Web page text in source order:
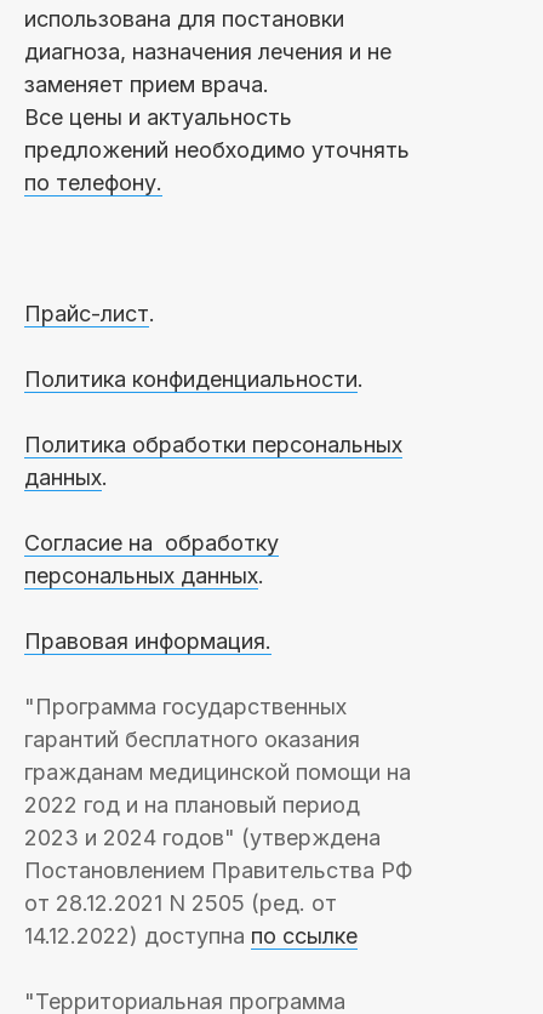
использована для постановки
диагноза, назначения лечения и не
заменяет прием врача.
Все цены и актуальность
предложений необходимо уточнять
по телефону.
Прайс-лист.
Политика конфиденциальности.
Политика обработки персональных
данных.
Согласие на обработку
персональных данных.
Правовая информация.
"Программа государственных
гарантий бесплатного оказания
гражданам медицинской помощи на
2022 год и на плановый период
2023 и 2024 годов" (утверждена
Постановлением Правительства РФ
от 28.12.2021 N 2505 (ред. от
14.12.2022) доступна по ссылке
"Территориальная программа